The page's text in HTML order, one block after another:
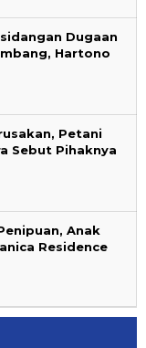
Dugaan
Hartono
Petani
Sebut Pihaknya
Anak
Residence